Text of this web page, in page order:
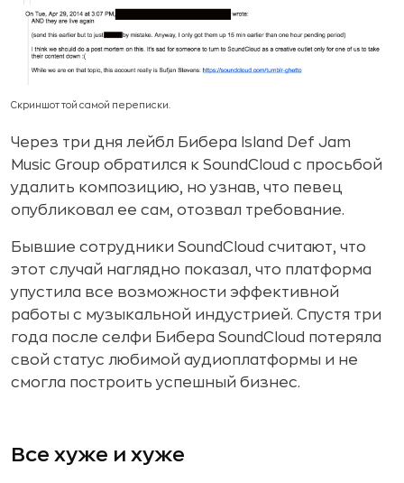
Скриншот той самой переписки.
Через три дня лейбл Бибера Island Def Jam
Music Group обратился к SoundCloud с просьбой
удалить композицию, но узнав, что певец
опубликовал ее сам, отозвал требование.
Бывшие сотрудники SoundCloud считают, что
этот случай наглядно показал, что платформа
упустила все возможности эффективной
работы с музыкальной индустрией. Спустя три
года после селфи Бибера SoundCloud потеряла
свой статус любимой аудиоплатформы и не
смогла построить успешный бизнес.
Все хуже и хуже